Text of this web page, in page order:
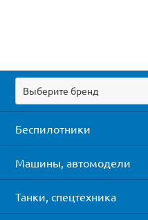
Выберите бренд
Беспилотники
Машины, автомодели
Танки, спецтехника